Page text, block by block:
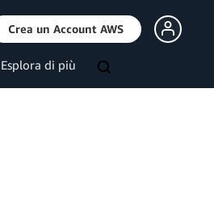
Crea un Account AWS
Esplora di più